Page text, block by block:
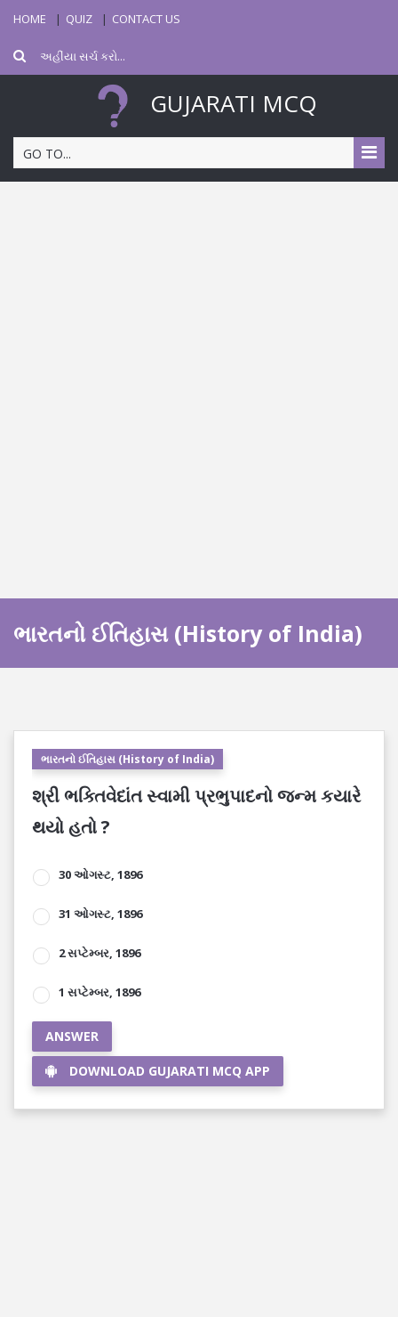
HOME QUIZ CONTACT US
GUJARATI MCQ
GO TO...
ભારતનો ઈતિહાસ (History of India)
ભારતનો ઈતિહાસ (History of India)
શ્રી ભક્તિવેદાંત સ્વામી પ્રભુપાદનો જન્મ કયારે
થયો હતો ?
30 ઓગસ્ટ, 1896
31 ઓગસ્ટ, 1896
2 સપ્ટેમ્બર, 1896
1 સપ્ટેમ્બર, 1896
ANSWER
DOWNLOAD GUJARATI MCQ APP